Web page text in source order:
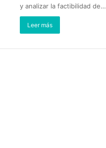
y analizar la factibilidad de…
Leer más